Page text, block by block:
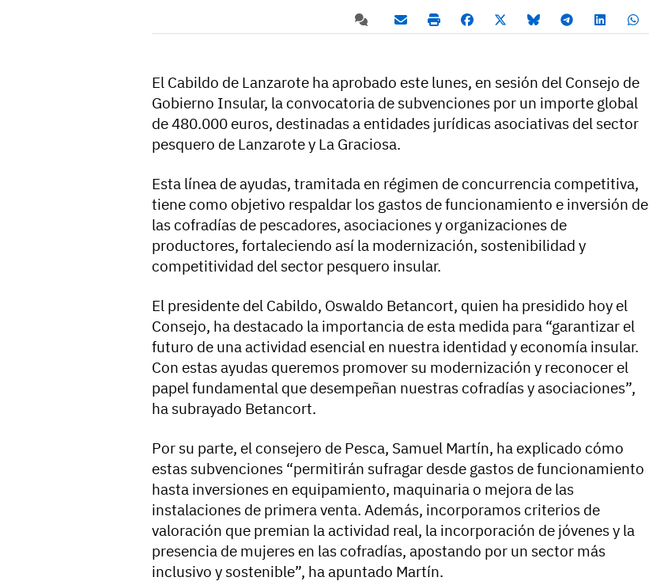
El Cabildo de Lanzarote ha aprobado este lunes, en sesión del Consejo de
Gobierno Insular, la convocatoria de subvenciones por un importe global
de 480.000 euros, destinadas a entidades jurídicas asociativas del sector
pesquero de Lanzarote y La Graciosa.
Esta línea de ayudas, tramitada en régimen de concurrencia competitiva,
tiene como objetivo respaldar los gastos de funcionamiento e inversión de
las cofradías de pescadores, asociaciones y organizaciones de
productores, fortaleciendo así la modernización, sostenibilidad y
competitividad del sector pesquero insular.
El presidente del Cabildo, Oswaldo Betancort, quien ha presidido hoy el
Consejo, ha destacado la importancia de esta medida para “garantizar el
futuro de una actividad esencial en nuestra identidad y economía insular.
Con estas ayudas queremos promover su modernización y reconocer el
papel fundamental que desempeñan nuestras cofradías y asociaciones”,
ha subrayado Betancort.
Por su parte, el consejero de Pesca, Samuel Martín, ha explicado cómo
estas subvenciones “permitirán sufragar desde gastos de funcionamiento
hasta inversiones en equipamiento, maquinaria o mejora de las
instalaciones de primera venta. Además, incorporamos criterios de
valoración que premian la actividad real, la incorporación de jóvenes y la
presencia de mujeres en las cofradías, apostando por un sector más
inclusivo y sostenible”, ha apuntado Martín.